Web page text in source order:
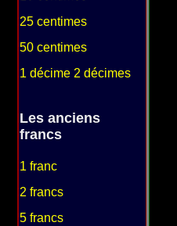
25 centimes
50 centimes
1 décime 2 décimes
Les anciens
francs
1 franc
2 francs
5 francs